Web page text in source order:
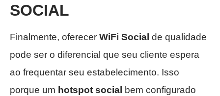
SOCIAL
Finalmente, oferecer WiFi Social de qualidade
pode ser o diferencial que seu cliente espera
ao frequentar seu estabelecimento. Isso
porque um hotspot social
bem configurado